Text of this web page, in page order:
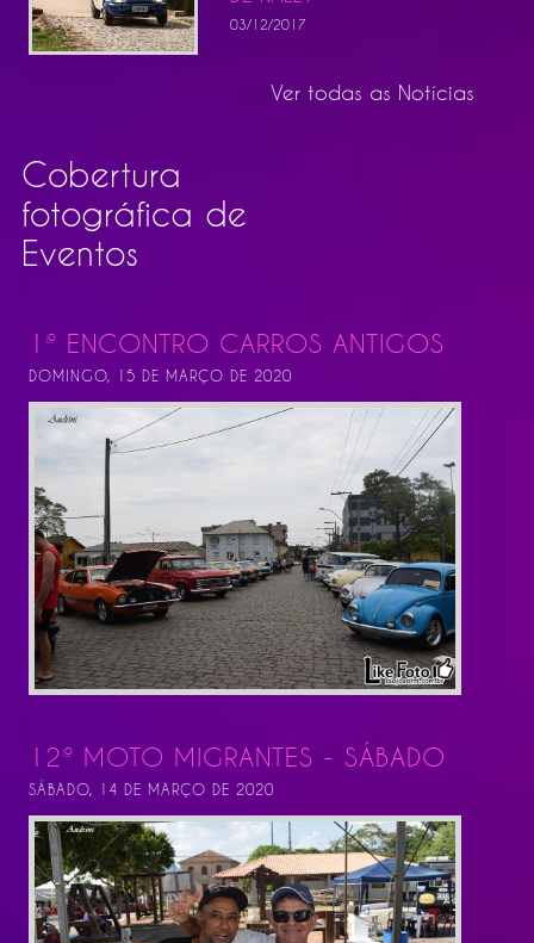
03/12/2017
Ver todas as Notícias
Cobertura
fotográfica de
Eventos
1º ENCONTRO CARROS ANTIGOS
DOMINGO, 15 DE MARÇO DE 2020
12º MOTO MIGRANTES - SÁBADO
SÁBADO, 14 DE MARÇO DE 2020